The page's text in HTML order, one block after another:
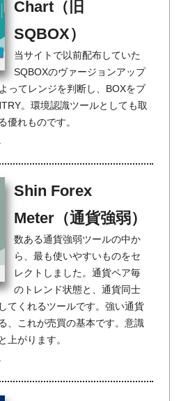
Chart（旧
SQBOX）
当サイトで以前配布していた
SQBOXのヴァージョンアップ
ってレンジを判断し、BOXをブ
。環境認識ツールとしても取
優れものです。
Shin Forex
Meter（通貨強弱）
数ある通貨強弱ツールの中か
ら、最も使いやすいものをセ
レクトしました。通貨ペア毎
のトレンド状態と、通貨同士
てくれるツールです。強い通貨
、これが売買の基本です。意識
上がります。